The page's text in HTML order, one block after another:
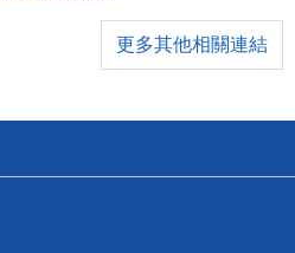
更多其他相關連結